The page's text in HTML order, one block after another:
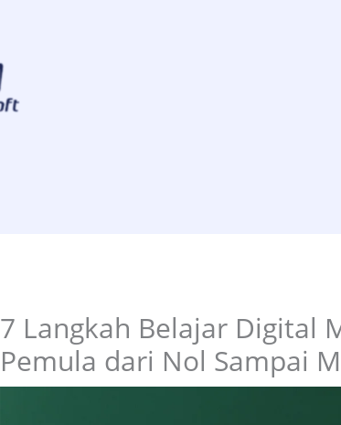
7 Langkah Belajar Digital
Pemula dari Nol Sampai